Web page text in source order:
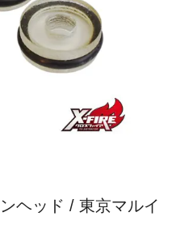
ヘッド / 東京マルイ